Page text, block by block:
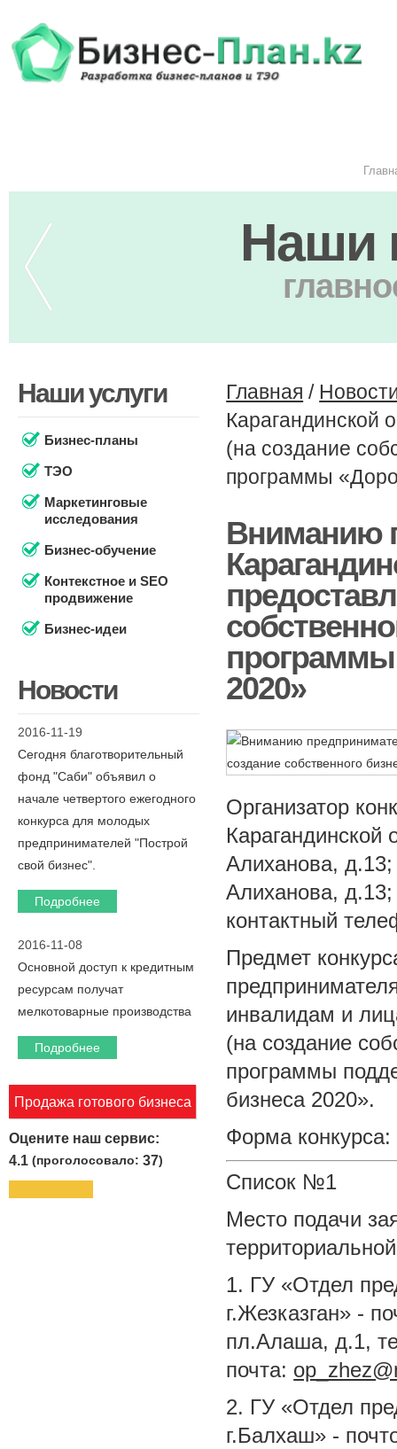
Наши
Наши услуги
Бизнес-планы
ТЭО
Маркетинговые
исследования
Бизнес-обучение
Контекстное и SEO
продвижение
Бизнес-идеи
Новости
2016-11-19
Сегодня благотворительный
фонд "Саби" объявил о
начале четвертого ежегодного
конкурса для молодых
предпринимателей "Построй
свой бизнес".
Подробнее
2016-11-08
Основной доступ к кредитным
ресурсам получат
мелкотоварные производства
Подробнее
Продажа готового бизнеса
Оцените наш сервис:
4.1 (проголосовало:37)
Главная /
Карагандинской
(на создание
программы
Вниманию
программы
2020»
Организатор
Карагандинской
Алиханова, д.13;
Алиханова,
контактный
Предмет
инвалидам и
(на создание
программы
бизнеса 2020».
Форма конкурса:
Список №1
Место подачи
1. ГУ «Отдел
г.Жезказган» -
пл.Алаша, д.1,
почта:
2. ГУ «Отдел
г.Балхаш» -